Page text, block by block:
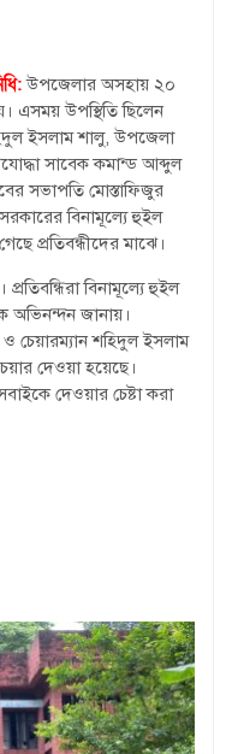
উপজেলার অসহায় ২০
এসময় উপস্থিতি ছিলেন
ইসলাম শালু, উপজেলা
সাবেক কমান্ড আব্দুল
সভাপতি মোস্তাফিজুর
বিনামূল্যে হুইল
প্রতিবন্ধীদের মাঝে।
বিনামূল্যে হুইল
অভিনন্দন জানায়।
ও চেয়ারম্যান শহিদুল ইসলাম
দেওয়া হয়েছে।
দেওয়ার চেষ্টা করা